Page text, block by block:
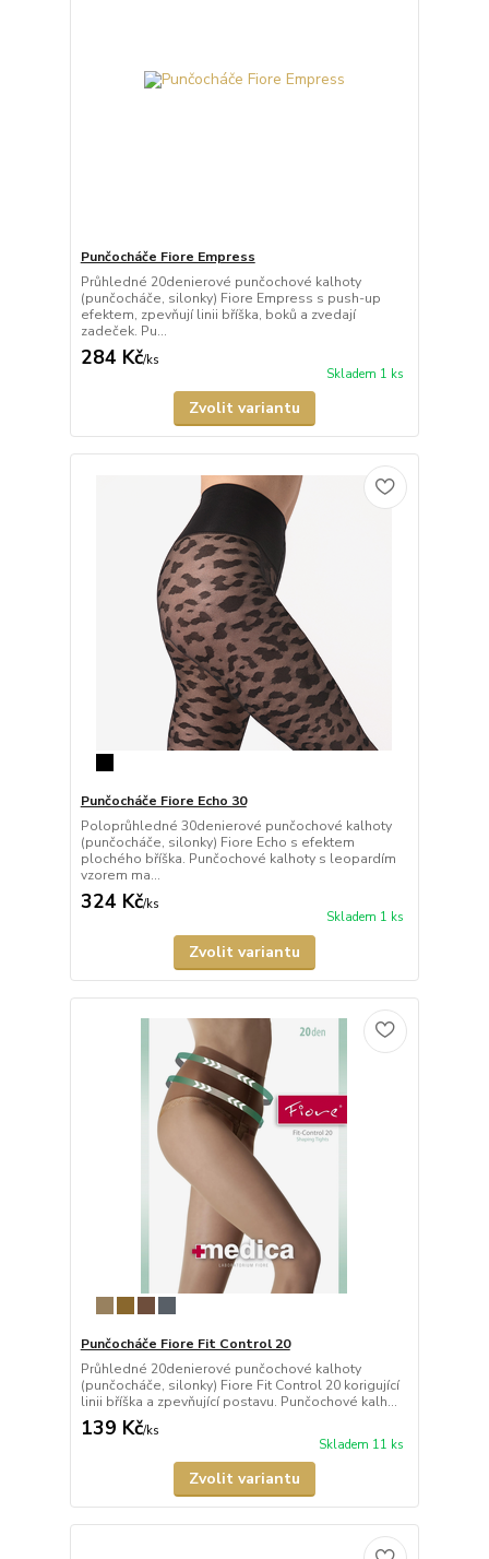
Punčocháče Fiore Empress
Průhledné 20denierové punčochové kalhoty
(punčocháče, silonky) Fiore Empress s push-up
efektem, zpevňují linii bříška, boků a zvedají
zadeček. Pu...
284 Kč/ks
Skladem 1 ks
Zvolit variantu
Punčocháče Fiore Echo 30
Poloprůhledné 30denierové punčochové kalhoty
(punčocháče, silonky) Fiore Echo s efektem
plochého bříška. Punčochové kalhoty s leopardím
vzorem ma...
324 Kč/ks
Skladem 1 ks
Zvolit variantu
Punčocháče Fiore Fit Control 20
Průhledné 20denierové punčochové kalhoty
(punčocháče, silonky) Fiore Fit Control 20 korigující
linii bříška a zpevňující postavu. Punčochové kalh...
139 Kč/ks
Skladem 11 ks
Zvolit variantu